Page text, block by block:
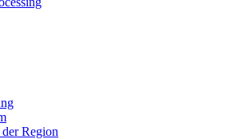
Region